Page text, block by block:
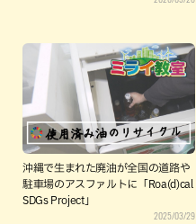
沖縄で生まれた廃油が全国の道路や
駐車場のアスファルトに「Roa(d)cal
SDGs Project」
2025/03/29